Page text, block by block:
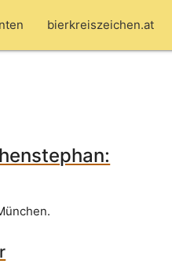
bierkreiszeichen.at